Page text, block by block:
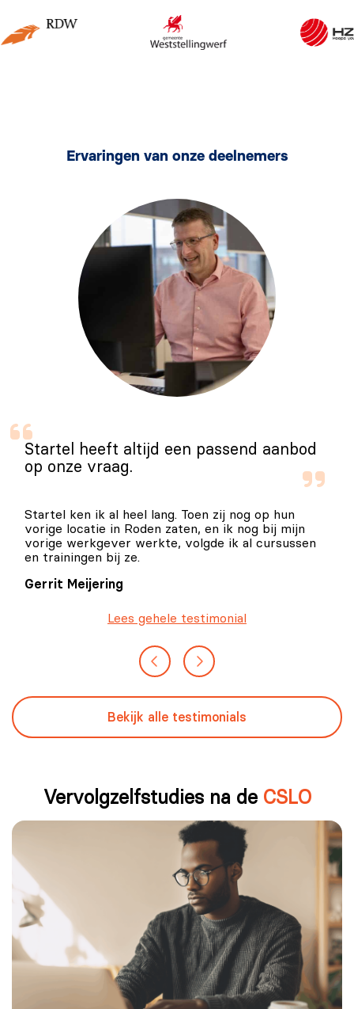
Ervaringen van onze deelnemers
Startel heeft altijd een passend aanbod
op onze vraag.
Startel ken ik al heel lang. Toen zij nog op hun
vorige locatie in Roden zaten, en ik nog bij mijn
vorige werkgever werkte, volgde ik al cursussen
en trainingen bij ze.
Gerrit Meijering
Lees gehele testimonial
Bekijk alle testimonials
Vervolgzelfstudies na de CSLO